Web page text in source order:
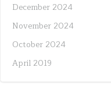
December 2024
November 2024
October 2024
April 2019